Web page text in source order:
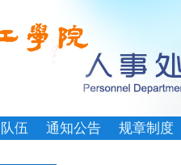
伍 通知公告 规章制度